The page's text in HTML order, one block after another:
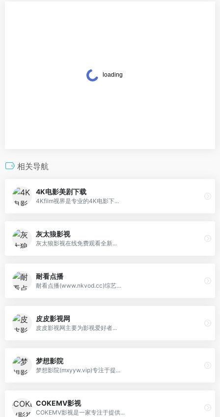
相关导航
4K电影美剧下载
4Kfilm视界是专业的4K电影下...
灰太狼影视
灰太狼影视在线免费观看全新...
耐看点播
耐看点播(www.nkvod.cc)综艺...
皮皮影视网
皮皮影视网主要为影视爱好者...
梦想影院
梦想影院(mxyyw.vip)专注于提...
COKEMV影视
COKEMV影视是一家专注于提供...